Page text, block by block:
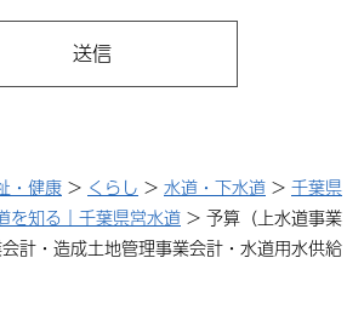
・健康 > くらし > 水道・下水道 > 千葉県
を知る｜千葉県営水道 > 予算（上水道事業
計・造成土地管理事業会計・水道用水供給